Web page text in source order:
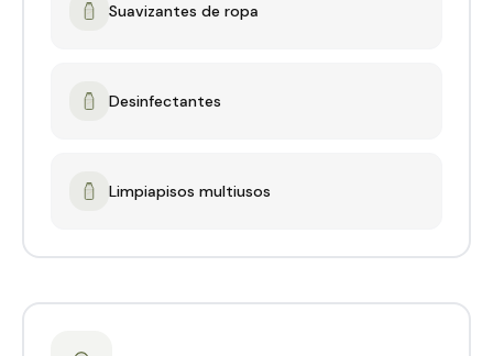
Suavizantes de ropa
Desinfectantes
Limpiapisos multiusos